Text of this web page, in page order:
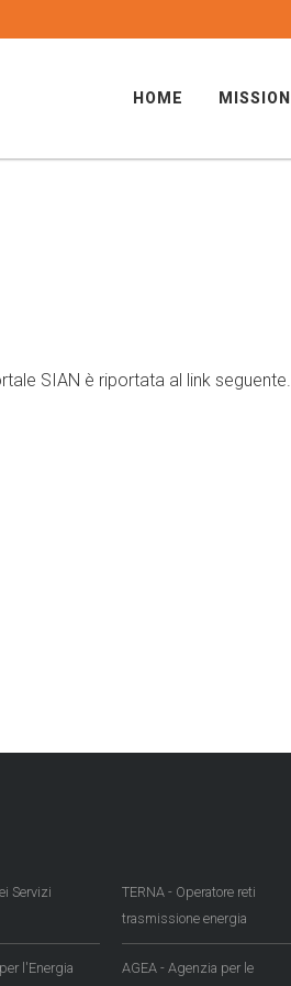
HOME MISSION
SIAN è riportata al link seguente.
Servizi
l'Energia
TERNA - Operatore reti
trasmissione energia
AGEA - Agenzia per le